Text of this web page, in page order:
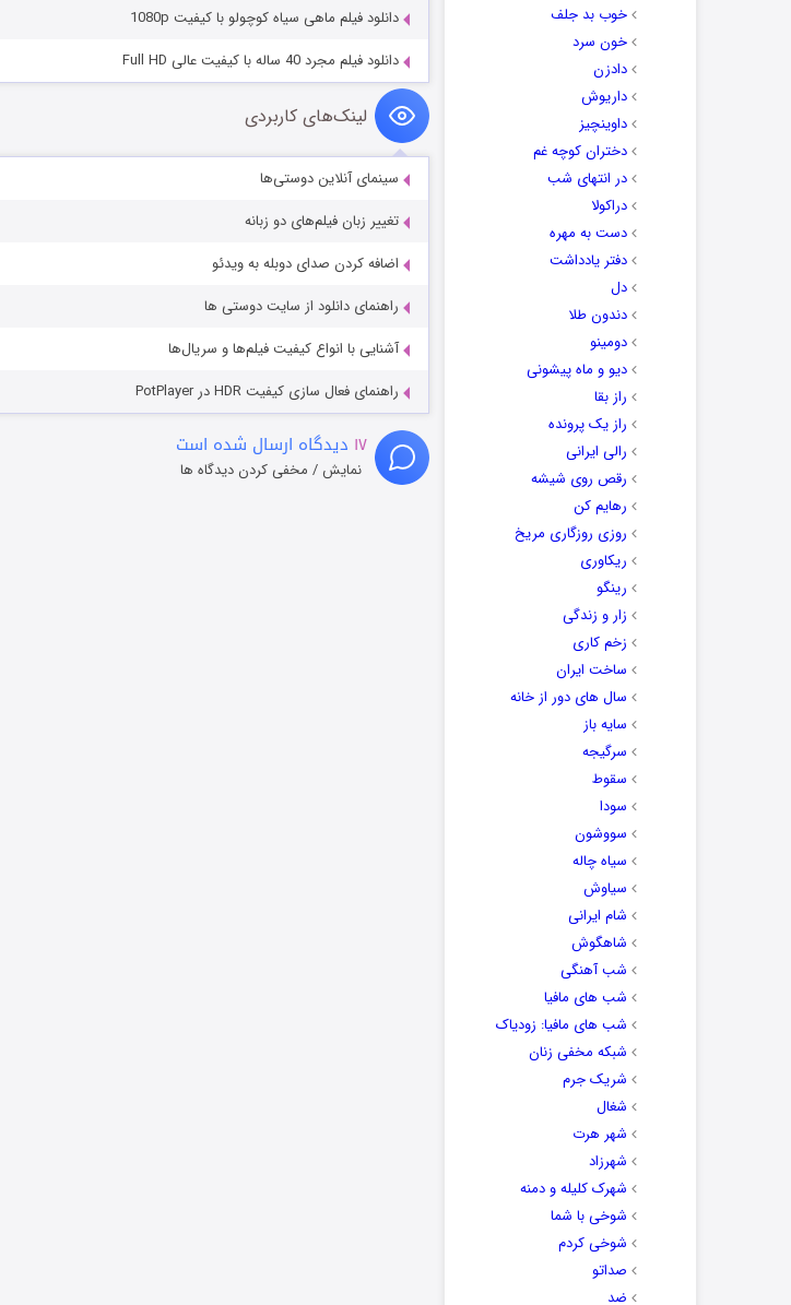
خوب بد جلف
خون سرد
دادزن
داریوش
داوینچیز
دختران کوچه غم
در انتهای شب
دراکولا
دست به مهره
دفتر یادداشت
دل
دندون طلا
دومینو
دیو و ماه پیشونی
راز بقا
راز یک پرونده
رالی ایرانی
رقص روی شیشه
رهایم کن
روزی روزگاری مریخ
ریکاوری
رینگو
زار و زندگی
زخم کاری
ساخت ایران
سال های دور از خانه
سایه باز
سرگیجه
سقوط
سودا
سووشون
سیاه چاله
سیاوش
شام ایرانی
شاهگوش
شب آهنگی
شب های مافیا
شب های مافیا: زودیاک
شبکه مخفی زنان
شریک جرم
شغال
شهر هرت
شهرزاد
شهرک کلیله و دمنه
شوخی با شما
شوخی کردم
صداتو
ضد
دانلود فیلم ماهی سیاه کوچولو با کیفیت 1080p
دانلود فیلم مجرد 40 ساله با کیفیت عالی Full HD
لینک‌های کاربردی
سینمای آنلاین دوستی‌ها
تغییر زبان فیلم‌های دو زبانه
اضافه کردن صدای دوبله به ویدئو
راهنمای دانلود از سایت دوستی ها
آشنایی با انواع کیفیت فیلم‌ها و سریال‌ها
راهنمای فعال سازی کیفیت HDR در PotPlayer
۱۷ دیدگاه ارسال شده است
نمایش / مخفی کردن دیدگاه ها